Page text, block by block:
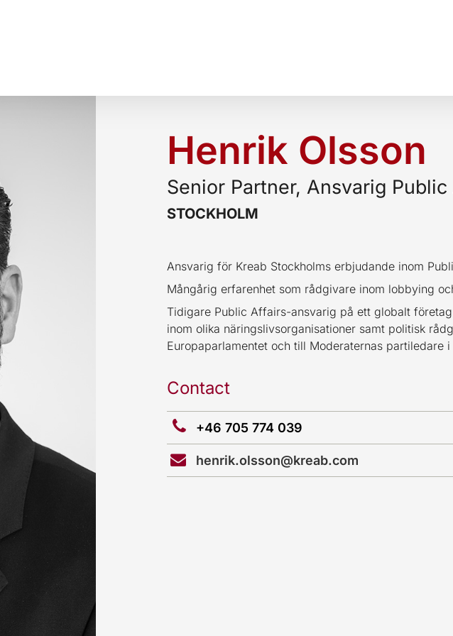
Henrik Olsson
Senior Partner, Ansvarig
STOCKHOLM
Ansvarig för Kreab Stockholms erbjudande inom
Mångårig erfarenhet som rådgivare inom lobbying
Tidigare Public Affairs-ansvarig på ett globalt
inom olika näringslivsorganisationer samt politisk
Europaparlamentet och till Moderaternas partiledare
Contact
+46 705 774 039
henrik.olsson@kreab.com